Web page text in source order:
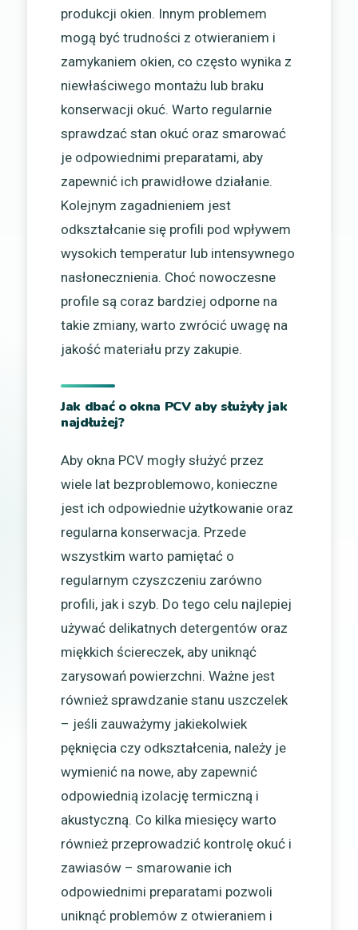
produkcji okien. Innym problemem
mogą być trudności z otwieraniem i
zamykaniem okien, co często wynika z
niewłaściwego montażu lub braku
konserwacji okuć. Warto regularnie
sprawdzać stan okuć oraz smarować
je odpowiednimi preparatami, aby
zapewnić ich prawidłowe działanie.
Kolejnym zagadnieniem jest
odkształcanie się profili pod wpływem
wysokich temperatur lub intensywnego
nasłonecznienia. Choć nowoczesne
profile są coraz bardziej odporne na
takie zmiany, warto zwrócić uwagę na
jakość materiału przy zakupie.
Jak dbać o okna PCV aby służyły jak
najdłużej?
Aby okna PCV mogły służyć przez
wiele lat bezproblemowo, konieczne
jest ich odpowiednie użytkowanie oraz
regularna konserwacja. Przede
wszystkim warto pamiętać o
regularnym czyszczeniu zarówno
profili, jak i szyb. Do tego celu najlepiej
używać delikatnych detergentów oraz
miękkich ściereczek, aby uniknąć
zarysowań powierzchni. Ważne jest
również sprawdzanie stanu uszczelek
– jeśli zauważymy jakiekolwiek
pęknięcia czy odkształcenia, należy je
wymienić na nowe, aby zapewnić
odpowiednią izolację termiczną i
akustyczną. Co kilka miesięcy warto
również przeprowadzić kontrolę okuć i
zawiasów – smarowanie ich
odpowiednimi preparatami pozwoli
uniknąć problemów z otwieraniem i